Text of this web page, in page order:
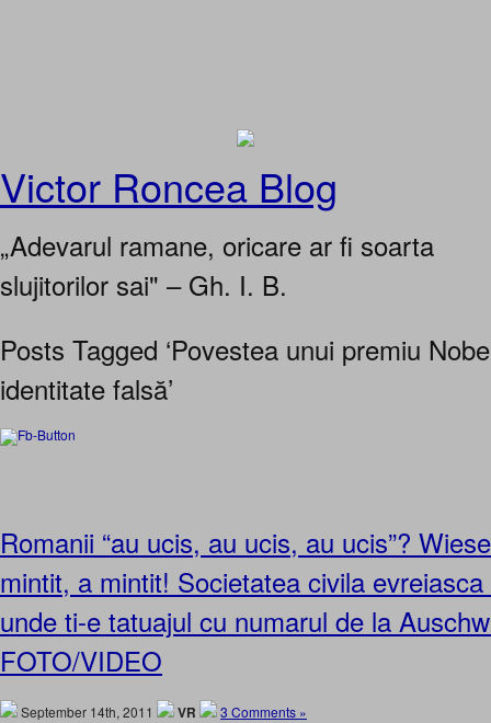
Victor Roncea Blog
„Adevarul ramane, oricare ar fi soarta
slujitorilor sai" – Gh. I. B.
Posts Tagged ‘Povestea unui premiu
identitate falsă’
Romanii “au ucis, au ucis, au ucis”?
mintit, a mintit! Societatea civila
unde ti-e tatuajul cu numarul de la
FOTO/VIDEO
September 14th, 2011 VR 3 Comments »